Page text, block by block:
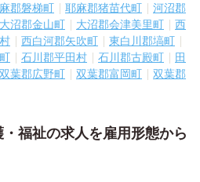
郡磐梯町 耶麻郡猪苗代町
河沼郡
大沼郡金山町 大沼郡会津美里町
西
西白河郡矢吹町
東白川郡塙町
石川郡平田村 石川郡古殿町
田
双葉郡広野町 双葉郡富岡町
双葉郡
福祉の求人を雇用形態から